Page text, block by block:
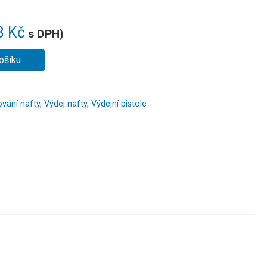
Kčs DPH)
nafty, Výdej nafty, Výdejní pistole